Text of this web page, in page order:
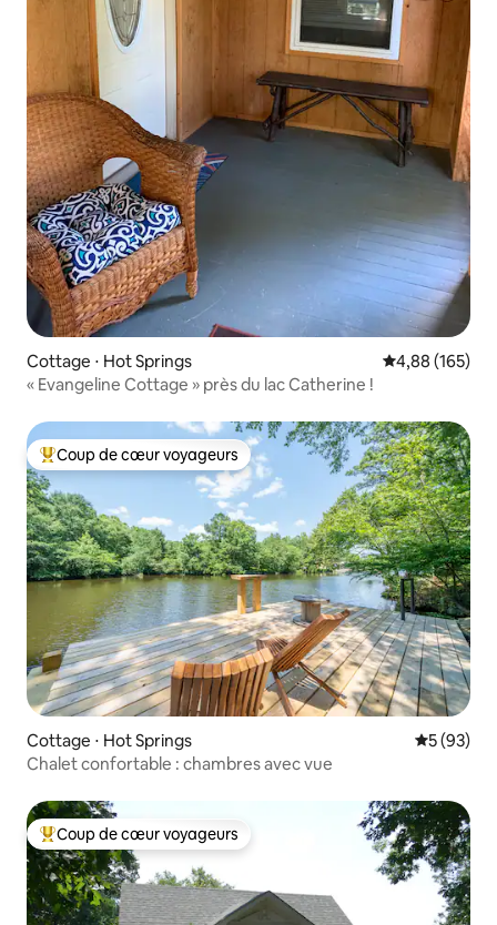
Cottage ⋅ Hot Springs Évaluation
4,88 (165)
« Evangeline Cottage » près du lac Catherine !
Coups de cœur voyageurs les plus appréciés
Coup de cœur voyageurs
Cottage ⋅ Hot Springs
5 (93)
Chalet confortable : chambres avec vue
Coups de cœur voyageurs les plus appréciés
Coup de cœur voyageurs